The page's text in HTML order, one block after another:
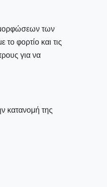
των
φορτίο και τις
για να
κατανομή της